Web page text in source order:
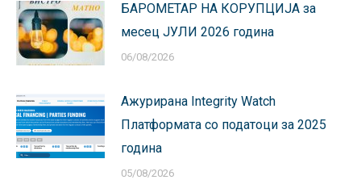
БАРОМЕТАР НА КОРУПЦИЈА за
месец ЈУЛИ 2026 година
06/08/2026
Ажурирана Integrity Watch
Платформата со податоци за 2025
година
05/08/2026